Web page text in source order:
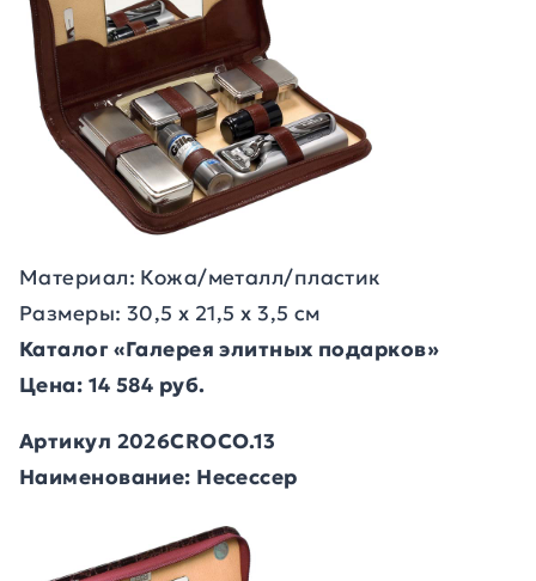
Материал: Кожа/металл/пластик
Размеры: 30,5 х 21,5 х 3,5 см
Каталог «Галерея элитных подарков»
Цена: 14 584 руб.
Артикул 2026CROCO.13
Наименование: Несессер